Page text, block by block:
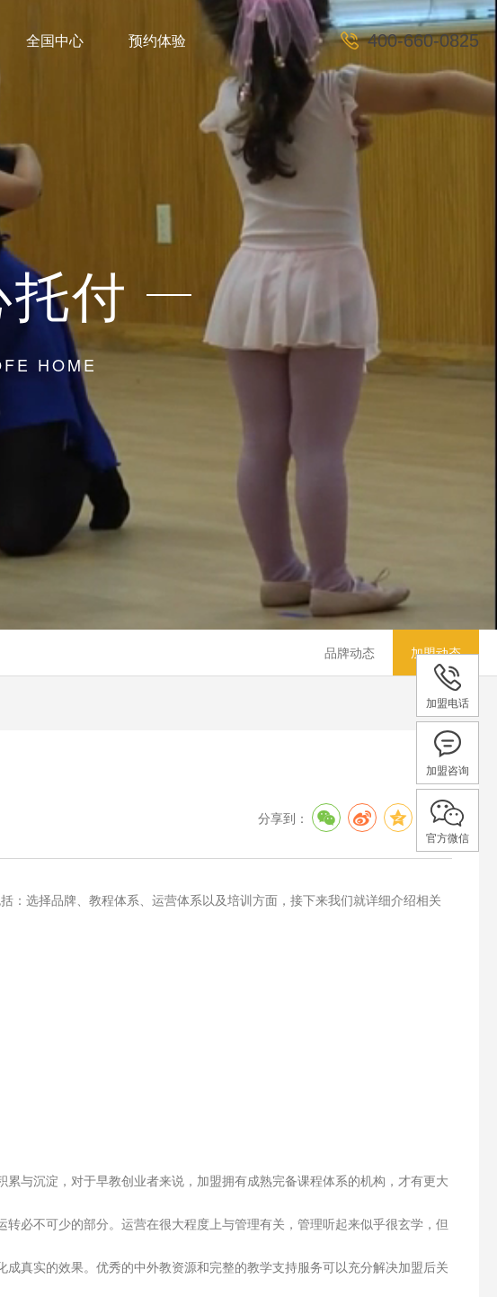
全国中心 预约体验 400-660-0825
付
HOME
品牌动态 加盟动态
分享到：
选择品牌、教程体系、运营体系以及培训方面，接下来我们就详细介绍相关
与沉淀，对于早教创业者来说，加盟拥有成熟完备课程体系的机构，才有更大
必不可少的部分。运营在很大程度上与管理有关，管理听起来似乎很玄学，但
真实的效果。优秀的中外教资源和完整的教学支持服务可以充分解决加盟后关
加盟电话
加盟咨询
官方微信